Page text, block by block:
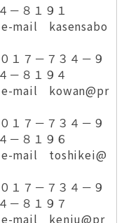
８１９１
－７３４－９
８１９４
－７３４－９
８１９６
－７３４－９
８１９７